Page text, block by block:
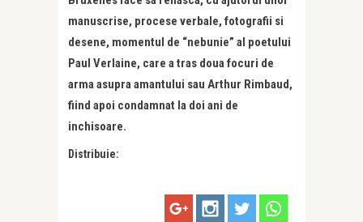
manuscrise, procese verbale, fotografii si
desene, momentul de “nebunie” al poetului
Paul Verlaine, care a tras doua focuri de
arma asupra amantului sau Arthur Rimbaud,
fiind apoi condamnat la doi ani de
inchisoare.
Distribuie: